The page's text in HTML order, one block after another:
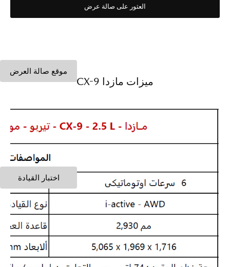
موقع صالة العرض
اختبار القيادة
العثور على صالة عرض
ميزات مازدا CX-9